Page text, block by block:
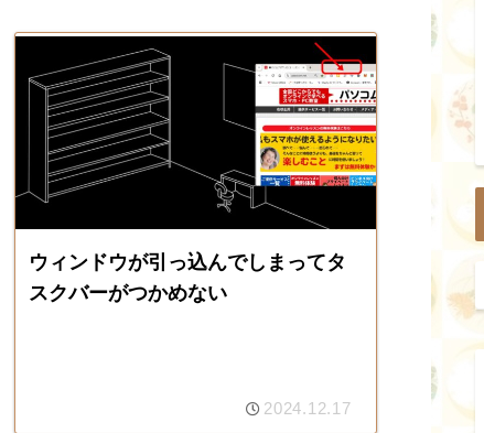
ウィンドウが引っ込んでしまってタ
スクバーがつかめない
2024.12.17